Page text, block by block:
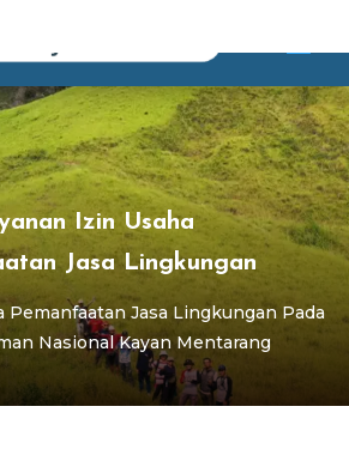
Izin Usaha
Jasa Lingkungan
Pemanfaatan Jasa Lingkungan Pada
Nasional Kayan Mentarang